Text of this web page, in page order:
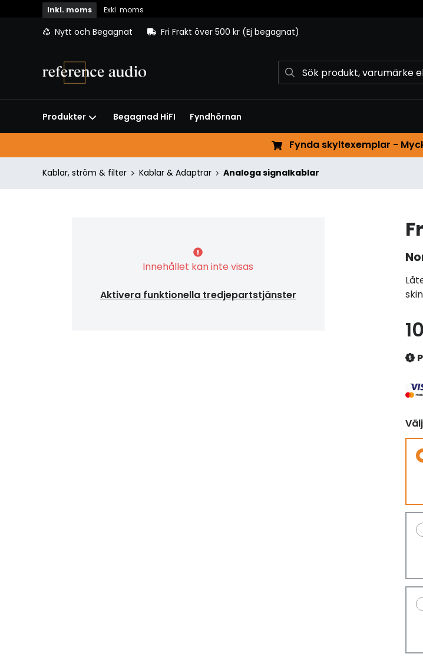
Inkl. moms Exkl. moms
Nytt och Begagnat Fri Frakt över 500 kr (Ej begagnat)
Produkter Begagnad HiFI Fyndhörnan
Fynda skyltexemplar -
Kablar, ström & filter Kablar & Adaptrar Analoga signalkablar
Innehållet kan inte visas
Aktivera funktionella tredjepartstjänster